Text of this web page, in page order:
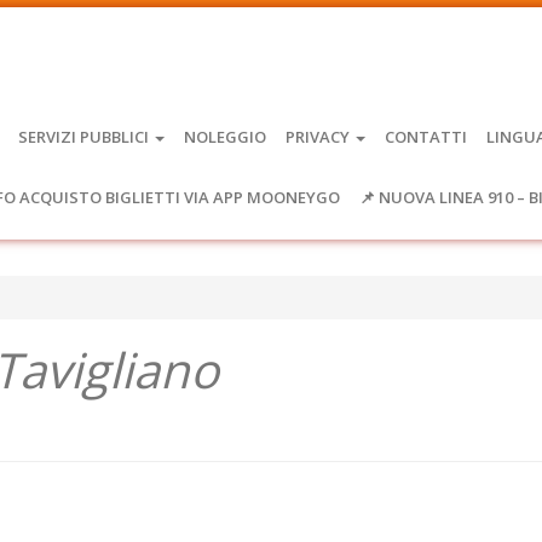
SERVIZI PUBBLICI NOLEGGIO PRIVACY CONTATTI
ACQUISTO BIGLIETTI VIA APP MOONEYGO 📌 NUOVA LINEA 910 –